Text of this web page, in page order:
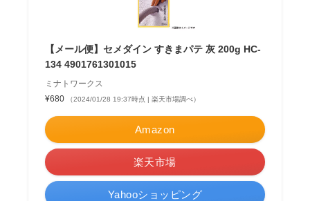
【メール便】セメダイン すきまパテ 灰 200g HC-
134 4901761301015
ミナトワークス
¥680
（2024/01/28 19:37時点 | 楽天市場調べ）
Amazon
楽天市場
Yahooショッピング